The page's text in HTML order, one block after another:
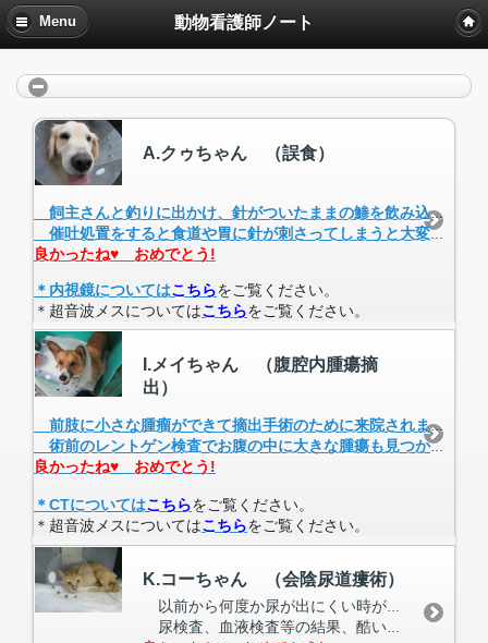
Menu 動物看護師ノート
A.クゥちゃん （誤食）
飼主さんと釣りに出かけ、針がついたままの鯵を飲み込み、近くの動物病院で催吐処置を行いましたが、針は出てこなかったと来院されました。
催吐処置をすると食道や胃に針が刺さってしまうと大変なので、当院では催吐処置はせずに、内視鏡で胃の中を調べました。その結果、胃粘膜に針がささっていることがわかりましたが、針は内視鏡で無事取り除くことができ、クゥちゃんはその日のうちに元気に退院されました。
良かったね♥ おめでとう!
＊内視鏡についてはこちらをご覧ください。
＊超音波メスについてはこちらをご覧ください。
I.メイちゃん （腹腔内腫瘍摘
出）
前肢に小さな腫瘤ができて摘出手術のために来院されました。
術前のレントゲン検査でお腹の中に大きな腫瘍も見つかりました。ＣＴ検査で摘出可能である事が分かったので、この腫瘍を摘出することになりました。超音波凝固切開装置を使い手術を終え、前肢の腫瘤も同時に切除しました。摘出した腫瘤は約７kgもあり, すっかりお腹はスマートになりました。術後、日に日に元気になり退院されました。
良かったね♥ おめでとう!
＊CTについてはこちらをご覧ください。
＊超音波メスについてはこちらをご覧ください。
K.コーちゃん （会陰尿道瘻術）
以前から何度か尿が出にくい時がありましたが、今回は尿が全く出ておらず、食欲もないと来院されました。
尿検査、血液検査等の結果、酷い尿毒症になっており、手術で尿が出るようにする必要がありました。ペニスも睾丸も摘出して雌猫ちゃんの様な外見になりましたが、手術後は尿も出るようになり元気に退院されました。